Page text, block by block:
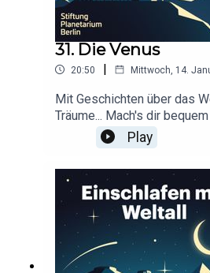
31. Die Venus
20:50 | Mittwoch, 14.
Mit Geschichten über das
Träume... Mach's dir
ein!Dieser Podcast wird
finanziert. Infos und
https://linktr.ee/
t von Tim Rodenkirchen für
Kooperation mit der Stiftung
BerlinRedaktion: Dr. Felix
Staesche, Ghazal
StaescheCover-Artwork von
Play